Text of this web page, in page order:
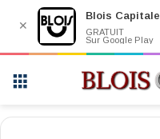
✕
Blois Capitale
GRATUIT
Sur Google Play